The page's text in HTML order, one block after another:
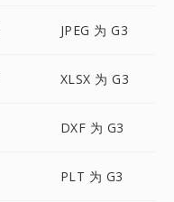
JPEG 为 G3
XLSX 为 G3
DXF 为 G3
PLT 为 G3